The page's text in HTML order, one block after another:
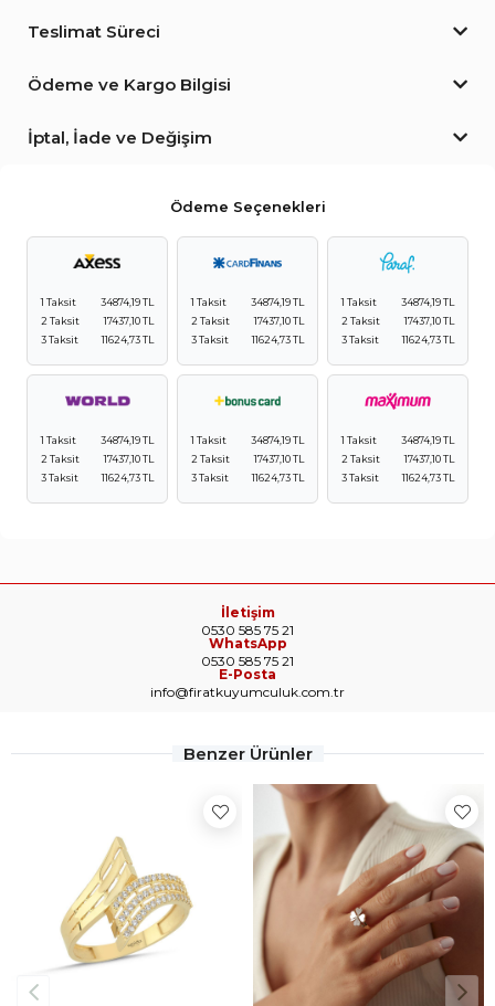
Teslimat Süreci
Ödeme ve Kargo Bilgisi
İptal, İade ve Değişim
Ödeme Seçenekleri
1 Taksit
34874,19 TL
2 Taksit
17437,10 TL
3 Taksit
11624,73 TL
1 Taksit
34874,19 TL
2 Taksit
17437,10 TL
3 Taksit
11624,73 TL
1 Taksit
34874,19 TL
2 Taksit
17437,10 TL
3 Taksit
11624,73 TL
1 Taksit
34874,19 TL
2 Taksit
17437,10 TL
3 Taksit
11624,73 TL
1 Taksit
34874,19 TL
2 Taksit
17437,10 TL
3 Taksit
11624,73 TL
1 Taksit
34874,19 TL
2 Taksit
17437,10 TL
3 Taksit
11624,73 TL
İletişim
0530 585 75 21
WhatsApp
0530 585 75 21
E-Posta
info@firatkuyumculuk.com.tr
Benzer Ürünler